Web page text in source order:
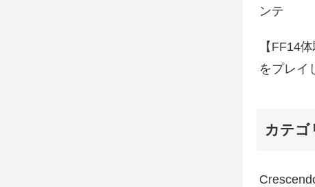
ンテ
【FF14
をプレイ
カテゴ